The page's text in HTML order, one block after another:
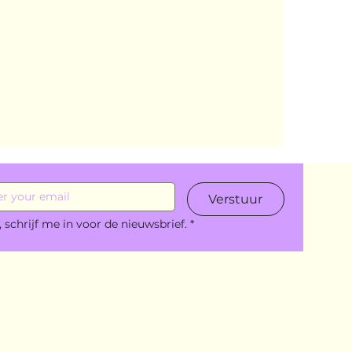
Verstuur
schrijf me in voor de nieuwsbrief. *